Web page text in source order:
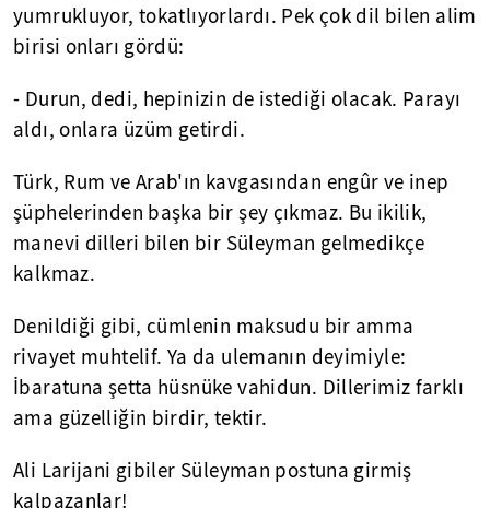
yumrukluyor, tokatlıyorlardı. Pek çok dil bilen alim
birisi onları gördü:
- Durun, dedi, hepinizin de istediği olacak. Parayı
aldı, onlara üzüm getirdi.
Türk, Rum ve Arab'ın kavgasından engûr ve inep
şüphelerinden başka bir şey çıkmaz. Bu ikilik,
manevi dilleri bilen bir Süleyman gelmedikçe
kalkmaz.
Denildiği gibi, cümlenin maksudu bir amma
rivayet muhtelif. Ya da ulemanın deyimiyle:
İbaratuna şetta hüsnüke vahidun. Dillerimiz farklı
ama güzelliğin birdir, tektir.
Ali Larijani gibiler Süleyman postuna girmiş
kalpazanlar!